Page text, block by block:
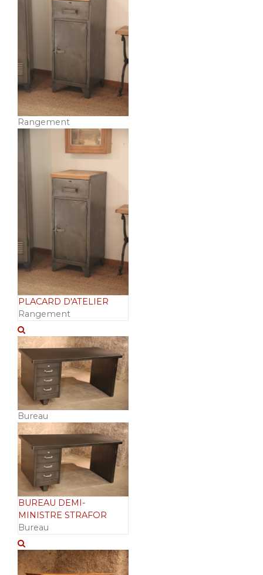
Rangement
PLACARD D'ATELIER
Rangement
Bureau
BUREAU DEMI-
MINISTRE STRAFOR
Bureau